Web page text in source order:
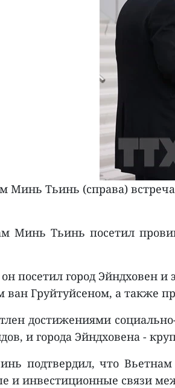
Тьинь (справа)
Минь Тьинь посетил
посетил город Эйндховен
Груйтуйсеном, а также
достижениями
и города Эйндховена -
подтвердил, что
и инвестиционные связи